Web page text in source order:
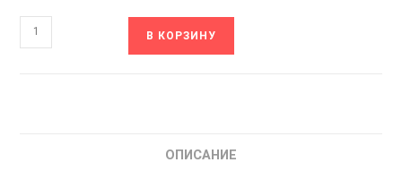
Количество
товара
В КОРЗИНУ
ОПИСАНИЕ